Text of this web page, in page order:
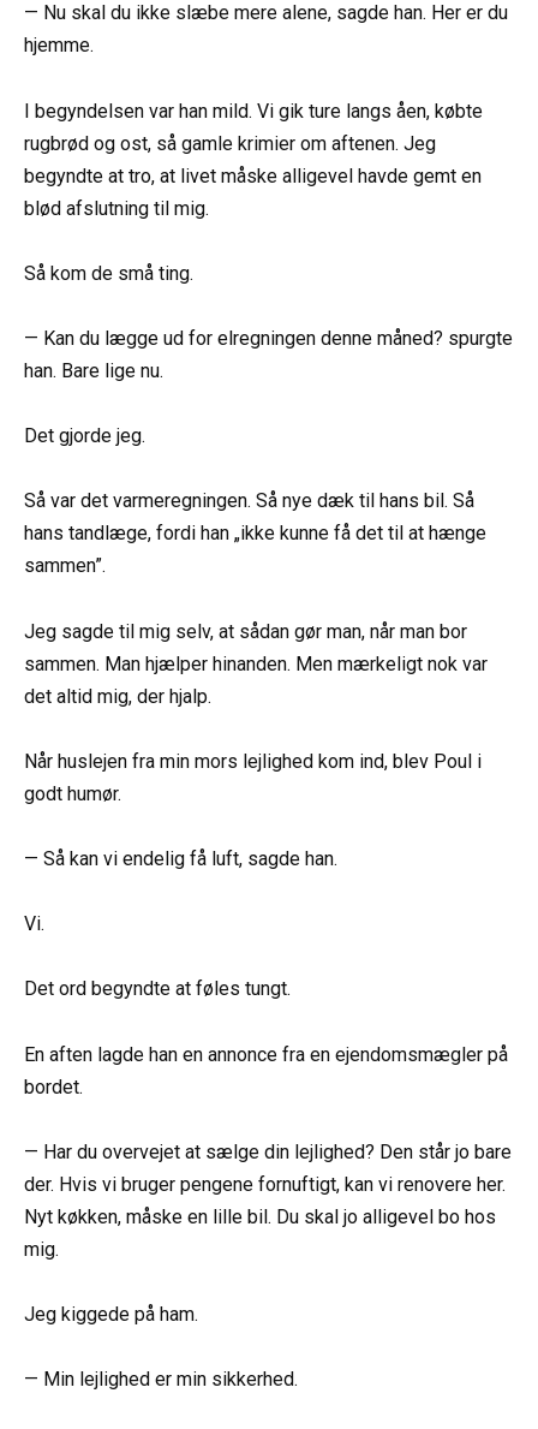
— Nu skal du ikke slæbe mere alene, sagde han. Her er du
hjemme.
I begyndelsen var han mild. Vi gik ture langs åen, købte
rugbrød og ost, så gamle krimier om aftenen. Jeg
begyndte at tro, at livet måske alligevel havde gemt en
blød afslutning til mig.
Så kom de små ting.
— Kan du lægge ud for elregningen denne måned? spurgte
han. Bare lige nu.
Det gjorde jeg.
Så var det varmeregningen. Så nye dæk til hans bil. Så
hans tandlæge, fordi han „ikke kunne få det til at hænge
sammen”.
Jeg sagde til mig selv, at sådan gør man, når man bor
sammen. Man hjælper hinanden. Men mærkeligt nok var
det altid mig, der hjalp.
Når huslejen fra min mors lejlighed kom ind, blev Poul i
godt humør.
— Så kan vi endelig få luft, sagde han.
Vi.
Det ord begyndte at føles tungt.
En aften lagde han en annonce fra en ejendomsmægler på
bordet.
— Har du overvejet at sælge din lejlighed? Den står jo bare
der. Hvis vi bruger pengene fornuftigt, kan vi renovere her.
Nyt køkken, måske en lille bil. Du skal jo alligevel bo hos
mig.
Jeg kiggede på ham.
— Min lejlighed er min sikkerhed.